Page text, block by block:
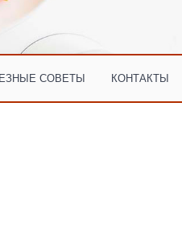
СОВЕТЫ КОНТАКТЫ